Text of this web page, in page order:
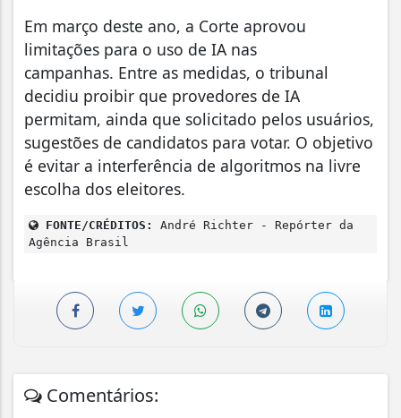
Em março deste ano, a Corte aprovou
limitações para o uso de IA nas
campanhas. Entre as medidas, o tribunal
decidiu proibir que provedores de IA
permitam, ainda que solicitado pelos usuários,
sugestões de candidatos para votar. O objetivo
é evitar a interferência de algoritmos na livre
escolha dos eleitores.
FONTE/CRÉDITOS:
André Richter - Repórter da
Agência Brasil
Comentários: